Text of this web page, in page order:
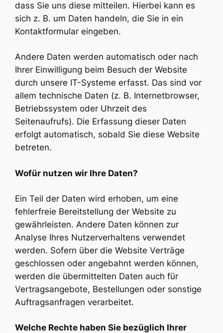
dass Sie uns diese mitteilen. Hierbei kann es
sich z. B. um Daten handeln, die Sie in ein
Kontaktformular eingeben.
Andere Daten werden automatisch oder nach
Ihrer Einwilligung beim Besuch der Website
durch unsere IT-Systeme erfasst. Das sind vor
allem technische Daten (z. B. Internetbrowser,
Betriebssystem oder Uhrzeit des
Seitenaufrufs). Die Erfassung dieser Daten
erfolgt automatisch, sobald Sie diese Website
betreten.
Wofür nutzen wir Ihre Daten?
Ein Teil der Daten wird erhoben, um eine
fehlerfreie Bereitstellung der Website zu
gewährleisten. Andere Daten können zur
Analyse Ihres Nutzerverhaltens verwendet
werden. Sofern über die Website Verträge
geschlossen oder angebahnt werden können,
werden die übermittelten Daten auch für
Vertragsangebote, Bestellungen oder sonstige
Auftragsanfragen verarbeitet.
Welche Rechte haben Sie bezüglich Ihrer